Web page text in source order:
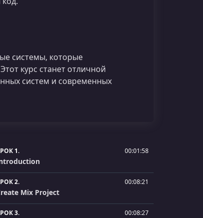
системы, которые
курс станет отличной
систем и современных
1. 00:01:58
2. 00:08:21
Mix Project
3. 00:08:27